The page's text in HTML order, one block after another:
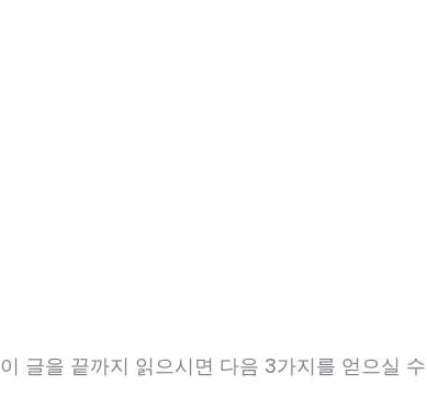
이 글을 끝까지 읽으시면 다음 3가지를 얻으실